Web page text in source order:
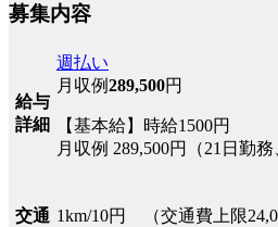
募集内容
給与
詳細
週払い
月収例289,500円
【基本給】時給1500円
月収例 289,500円（21日勤
交通 1km/10円 （交通費上限